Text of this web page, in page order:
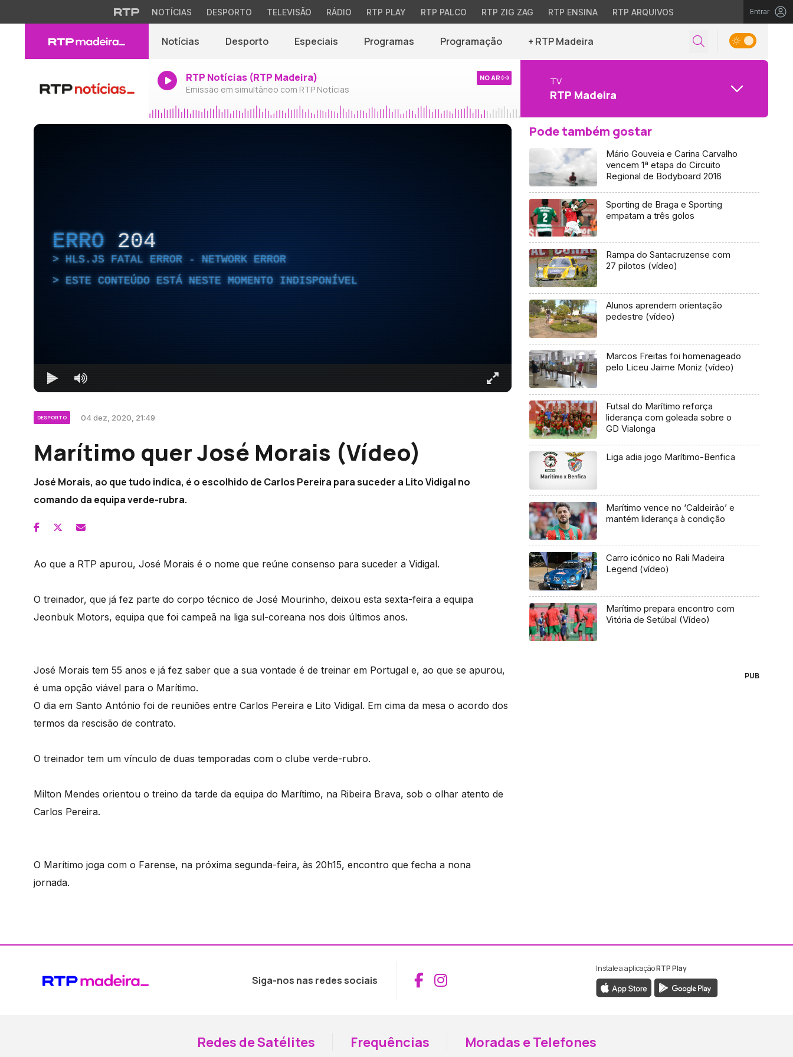
NOTÍCIAS DESPORTO TELEVISÃO RÁDIO RTP PLAY RTP PALCO RTP ZIG ZAG RTP ENSINA RTP ARQUIVOS Entrar
Notícias Desporto Especiais Programas Programação + RTP Madeira
RTP Notícias (RTP Madeira)
Emissão em simultâneo com RTP Notícias
NO AR TV
RTP Madeira
ERRO 204
HLS.JS FATAL ERROR - NETWORK ERROR
ESTE CONTEÚDO ESTÁ NESTE MOMENTO INDISPONÍVEL
DESPORTO 04 dez, 2020, 21:49
Marítimo quer José Morais (Vídeo)
José Morais, ao que tudo indica, é o escolhido de Carlos Pereira para suceder a Lito Vidigal no
comando da equipa verde-rubra.
Ao que a RTP apurou, José Morais é o nome que reúne consenso para suceder a Vidigal.
O treinador, que já fez parte do corpo técnico de José Mourinho, deixou esta sexta-feira a equipa
Jeonbuk Motors, equipa que foi campeã na liga sul-coreana nos dois últimos anos.
José Morais tem 55 anos e já fez saber que a sua vontade é de treinar em Portugal e, ao que se apurou,
é uma opção viável para o Marítimo.
O dia em Santo António foi de reuniões entre Carlos Pereira e Lito Vidigal. Em cima da mesa o acordo dos
termos da rescisão de contrato.
O treinador tem um vínculo de duas temporadas com o clube verde-rubro.
Milton Mendes orientou o treino da tarde da equipa do Marítimo, na Ribeira Brava, sob o olhar atento de
Carlos Pereira.
O Marítimo joga com o Farense, na próxima segunda-feira, às 20h15, encontro que fecha a nona
jornada.
Pode também gostar
Mário Gouveia e Carina Carvalho
vencem 1ª etapa do Circuito
Regional de Bodyboard 2016
Sporting de Braga e Sporting
empatam a três golos
Rampa do Santacruzense com
27 pilotos (vídeo)
Alunos aprendem orientação
pedestre (vídeo)
Marcos Freitas foi homenageado
pelo Liceu Jaime Moniz (vídeo)
Futsal do Marítimo reforça
liderança com goleada sobre o
GD Vialonga
Liga adia jogo Marítimo-Benfica
Marítimo vence no ‘Caldeirão’ e
mantém liderança à condição
Carro icónico no Rali Madeira
Legend (vídeo)
Marítimo prepara encontro com
Vitória de Setúbal (Vídeo)
PUB
Siga-nos nas redes sociais Aceder ao Facebook da RTP Madeira
Aceder ao Instagram da RTP Madeira
Instale a aplicaçãoRTP Play
Redes de Satélites Frequências Moradas e Telefones